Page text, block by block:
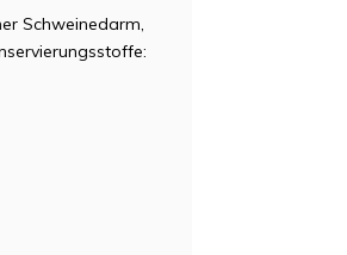
Schweinedarm,